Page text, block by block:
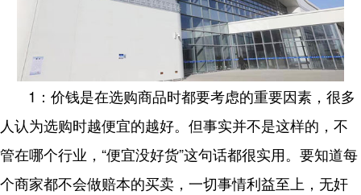
1：价钱是在选购商品时都要考虑的重要因素，很多
人认为选购时越便宜的越好。但事实并不是这样的，不
管在哪个行业，“便宜没好货”这句话都很实用。要知道每
个商家都不会做赔本的买卖，一切事情利益至上，无奸